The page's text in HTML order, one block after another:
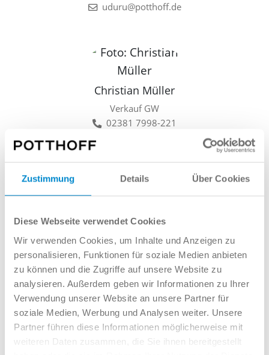
Zustimmung Details Über Cookies
Diese Webseite verwendet Cookies
Wir verwenden Cookies, um Inhalte und Anzeigen zu
personalisieren, Funktionen für soziale Medien anbieten
zu können und die Zugriffe auf unsere Website zu
analysieren. Außerdem geben wir Informationen zu Ihrer
Verwendung unserer Website an unsere Partner für
soziale Medien, Werbung und Analysen weiter. Unsere
Partner führen diese Informationen möglicherweise mit
weiteren Daten zusammen, die Sie ihnen bereitgestellt
uduru@potthoff.de
Christian Müller
Verkauf GW
02381 7998-221
Lars Linkamp
Verkauf GW
02381 7998-522
llinkamp@potthoff.de
Oder gern direkt per Mail oder
Telefon: